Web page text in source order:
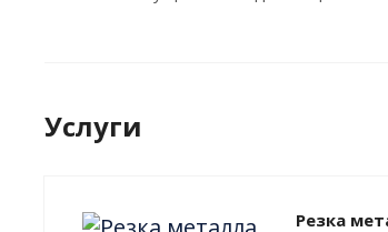
Услуги
Резка